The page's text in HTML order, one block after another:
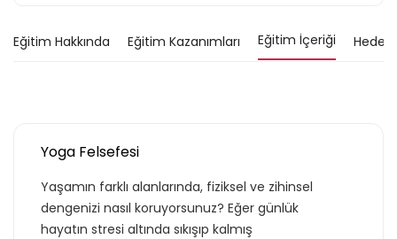
Eğitim Hakkında Eğitim Kazanımları Eğitim İçeriği Hedef
Yoga Felsefesi
Yaşamın farklı alanlarında, fiziksel ve zihinsel
dengenizi nasıl koruyorsunuz? Eğer günlük
hayatın stresi altında sıkışıp kalmış